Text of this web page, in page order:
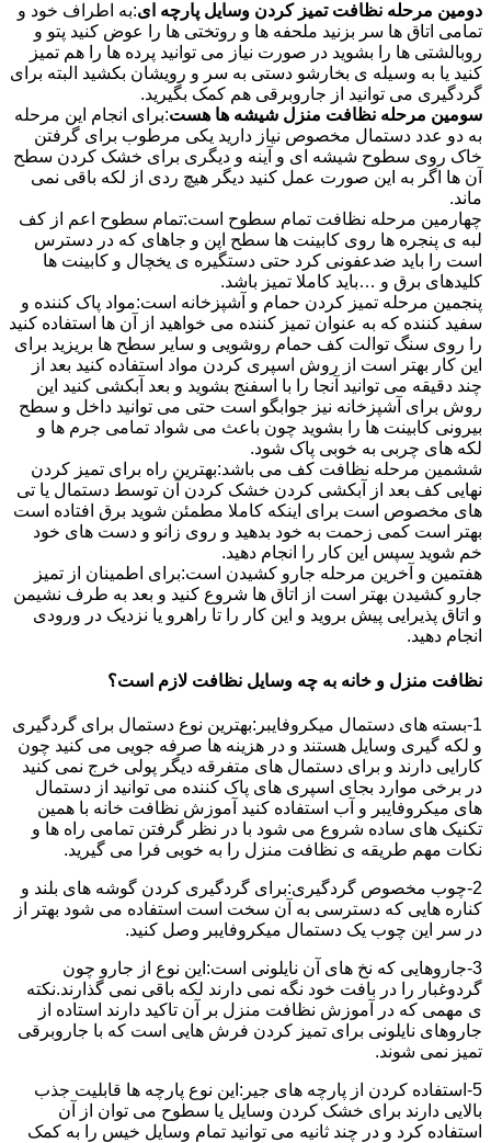
دومین مرحله نظافت تمیز کردن وسایل پارچه ای:به اطراف خود و
تمامی اتاق ها سر بزنید ملحفه ها و روتختی ها را عوض کنید پتو و
روبالشتی ها را بشوید در صورت نیاز می توانید پرده ها را هم تمیز
کنید یا به وسیله ی بخارشو دستی به سر و رویشان بکشید البته برای
گردگیری می توانید از جاروبرقی هم کمک بگیرید.
سومین مرحله نظافت منزل شیشه ها هست:برای انجام این مرحله
به دو عدد دستمال مخصوص نیاز دارید یکی مرطوب برای گرفتن
خاک روی سطوح شیشه ای و آینه و دیگری برای خشک کردن سطح
آن ها اگر به این صورت عمل کنید دیگر هیچ ردی از لکه باقی نمی
ماند.
چهارمین مرحله نظافت تمام سطوح است:تمام سطوح اعم از کف
لبه ی پنجره ها روی کابینت ها سطح اپن و جاهای که در دسترس
است را باید ضدعفونی کرد حتی دستگیره ی یخچال و کابینت ها
کلیدهای برق و …باید کاملا تمیز باشد.
پنجمین مرحله تمیز کردن حمام و آشپزخانه است:مواد پاک کننده و
سفید کننده که به عنوان تمیز کننده می خواهید از آن ها استفاده کنید
را روی سنگ توالت کف حمام روشویی و سایر سطح ها بریزید برای
این کار بهتر است از روش اسپری کردن مواد استفاده کنید بعد از
چند دقیقه می توانید آنجا را با اسفنج بشوید و بعد آبکشی کنید این
روش برای آشپزخانه نیز جوابگو است حتی می توانید داخل و سطح
بیرونی کابینت ها را بشوید چون باعث می شواد تمامی جرم ها و
لکه های چربی به خوبی پاک شود.
ششمین مرحله نظافت کف می باشد:بهترین راه برای تمیز کردن
نهایی کف بعد از آبکشی کردن خشک کردن آن توسط دستمال یا تی
های مخصوص است برای اینکه کاملا مطمئن شوید برق افتاده است
بهتر است کمی زحمت به خود بدهید و روی زانو و دست های خود
خم شوید سپس این کار را انجام دهید.
هفتمین و آخرین مرحله جارو کشیدن است:برای اطمینان از تمیز
جارو کشیدن بهتر است از اتاق ها شروع کنید و بعد به طرف نشیمن
و اتاق پذیرایی پیش بروید و این کار را تا راهرو یا نزدیک در ورودی
انجام دهید.
نظافت منزل و خانه به چه وسایل نظافت لازم است؟
1-بسته های دستمال میکروفایبر:بهترین نوع دستمال برای گردگیری
و لکه گیری وسایل هستند و در هزینه ها صرفه جویی می کنید چون
کارایی دارند و برای دستمال های متفرقه دیگر پولی خرج نمی کنید
در برخی موارد بجای اسپری های پاک کننده می توانید از دستمال
های میکروفایبر و آب استفاده کنید آموزش نظافت خانه با همین
تکنیک های ساده شروع می شود با در نظر گرفتن تمامی راه ها و
نکات مهم طریقه ی نظافت منزل را به خوبی فرا می گیرید.
2-چوب مخصوص گردگیری:برای گردگیری کردن گوشه های بلند و
کناره هایی که دسترسی به آن سخت است استفاده می شود بهتر از
در سر این چوب یک دستمال میکروفایبر وصل کنید.
3-جاروهایی که نخ های آن نایلونی است:این نوع از جارو چون
گردوغبار را در بافت خود نگه نمی دارند لکه باقی نمی گذارند.نکته
ی مهمی که در آموزش نظافت منزل بر آن تاکید دارند استاده از
جاروهای نایلونی برای تمیز کردن فرش هایی است که با جاروبرقی
تمیز نمی شوند.
5-استفاده کردن از پارچه های جیر:این نوع پارچه ها قابلیت جذب
بالایی دارند برای خشک کردن وسایل یا سطوح می توان از آن
استفاده کرد و در چند ثانیه می توانید تمام وسایل خیس را به کمک